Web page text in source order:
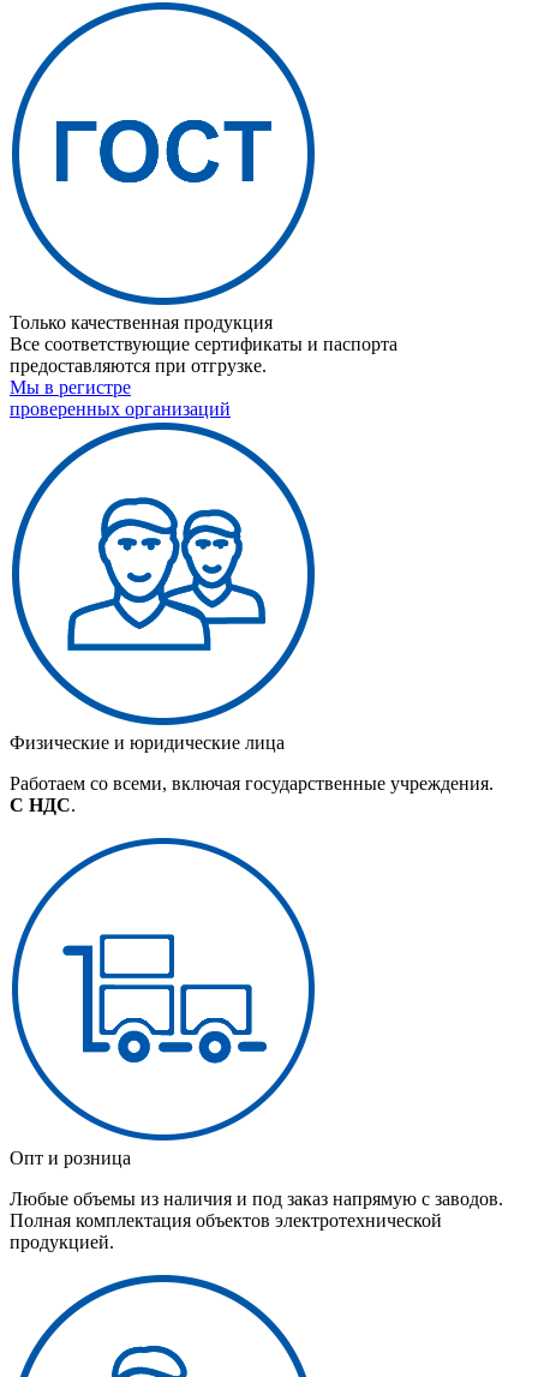
Только качественная продукция
Все соответствующие сертификаты и паспорта
предоставляются при отгрузке.
Мы в регистре
проверенных организаций
Физические и юридические лица
Работаем со всеми, включая государственные учреждения.
С НДС.
Опт и розница
Любые объемы из наличия и под заказ напрямую с заводов.
Полная комплектация объектов электротехнической
продукцией.